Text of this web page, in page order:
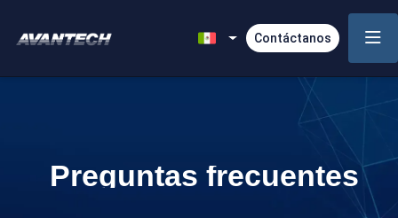
Contáctanos
Preguntas frecuentes